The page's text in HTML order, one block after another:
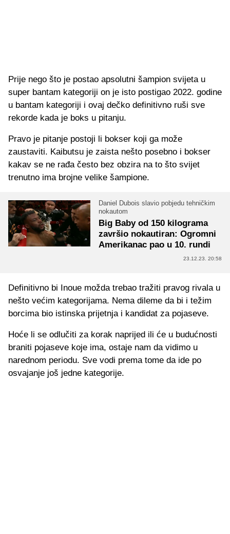
Prije nego što je postao apsolutni šampion svijeta u
super bantam kategoriji on je isto postigao 2022. godine
u bantam kategoriji i ovaj dečko definitivno ruši sve
rekorde kada je boks u pitanju.
Pravo je pitanje postoji li bokser koji ga može
zaustaviti. Kaibutsu je zaista nešto posebno i bokser
kakav se ne rađa često bez obzira na to što svijet
trenutno ima brojne velike šampione.
Daniel Dubois slavio pobjedu tehničkim
nokautom
Big Baby od 150 kilograma
završio nokautiran: Ogromni
Amerikanac pao u 10. rundi
23.12.23. 20:58
Definitivno bi Inoue možda trebao tražiti pravog rivala u
nešto većim kategorijama. Nema dileme da bi i težim
borcima bio istinska prijetnja i kandidat za pojaseve.
Hoće li se odlučiti za korak naprijed ili će u budućnosti
braniti pojaseve koje ima, ostaje nam da vidimo u
narednom periodu. Sve vodi prema tome da ide po
osvajanje još jedne kategorije.